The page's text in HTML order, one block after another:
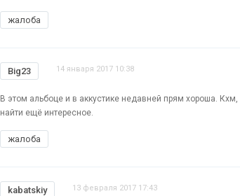
жалоба
Big23 14 января 2017 10:38
В этом альбоце и в аккустике недавней прям хороша.
найти ещё интересное.
жалоба
kabatskiy 13 февраля 2017 17:43